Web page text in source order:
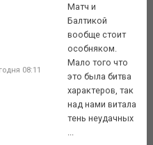
08:11
Матч и
Балтикой
вообще стоит
особняком.
Мало того что
это была битва
характеров, так
над нами витала
тень неудачных